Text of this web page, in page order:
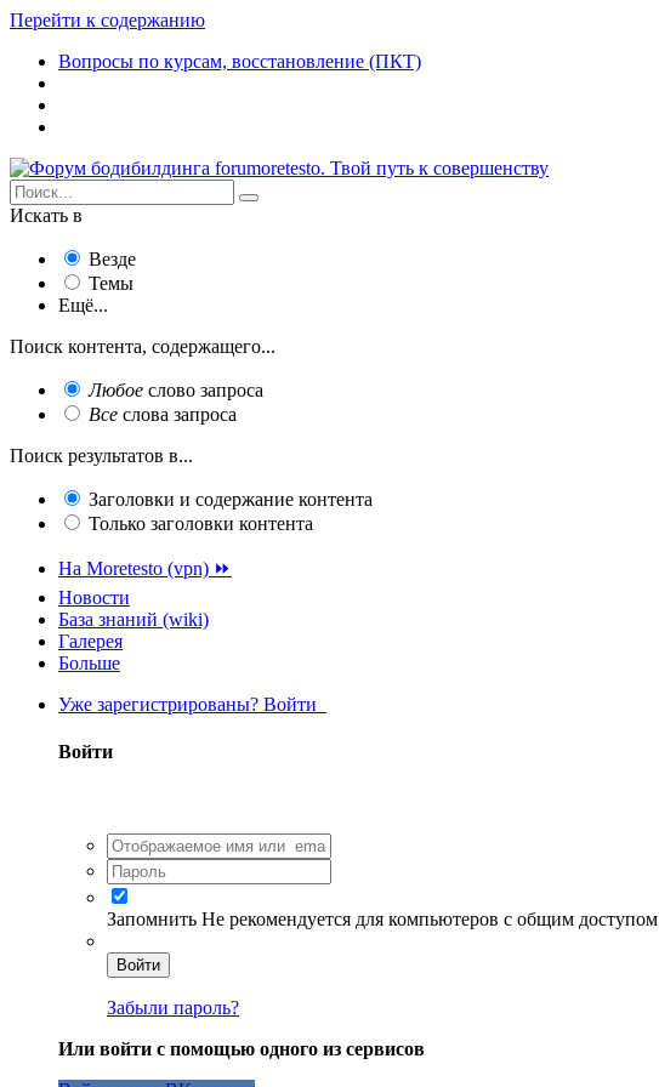
Перейти к содержанию
Вопросы по курсам, восстановление (ПКТ)
Искать в
Везде
Темы
Ещё...
Поиск контента, содержащего...
Любое слово запроса
Все слова запроса
Поиск результатов в...
Заголовки и содержание контента
Только заголовки контента
На Moretesto (vpn) ⏩
Новости
База знаний (wiki)
Галерея
Больше
Уже зарегистрированы? Войти
Войти
Запомнить Не рекомендуется для компьютеров с общим доступом
Войти
Забыли пароль?
Или войти с помощью одного из сервисов